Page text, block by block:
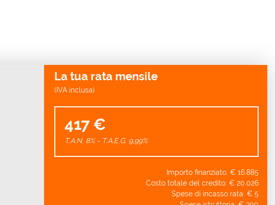
La tua rata mensile
(IVA inclusa)
417 €
T.A.N. 8% - T.A.E.G. 9,99%
Importo finanziato: € 16.885
Costo totale del credito: € 20.026
Spese di incasso rata: € 5